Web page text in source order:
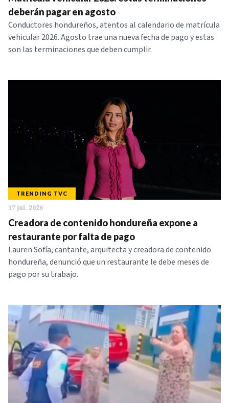
NOTICIAS
SERIES
deberán pagar en agosto
Conductores hondureños, atentos al calendario de matrícula
vehicular 2026. Agosto trae una nueva fecha de pago y estas
son las terminaciones que deben cumplir.
TRENDING TVC
17 jul. 2026
Creadora de contenido hondureña expone a
restaurante por falta de pago
Lauren Sofía, cantante, arquitecta y creadora de contenido
hondureña, denunció que un restaurante le debe meses de
pago por su trabajo.